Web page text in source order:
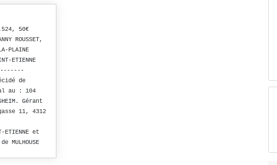
50€
ROUSSET,
PLAINE
ETIENNE
de
au : 104
Gérant
11, 4312
ETIENNE et
MULHOUSE